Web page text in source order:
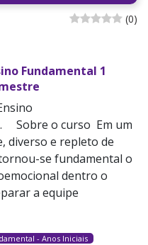
(0)
Fundamental 1
Sobre o curso Em um
diverso e repleto de
se fundamental o
dentro o
a equipe
- Anos Iniciais